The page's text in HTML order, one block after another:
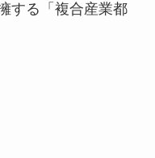
する「複合産業都